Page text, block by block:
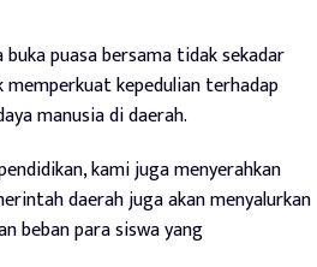
puasa bersama tidak sekadar
kepedulian terhadap
manusia di daerah.
kami juga menyerahkan
daerah juga akan menyalurkan
beban para siswa yang